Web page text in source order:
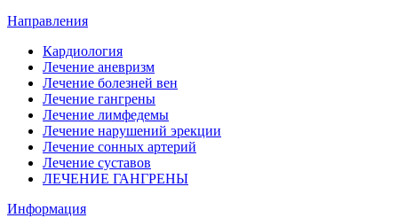
Направления
Кардиология
Лечение аневризм
Лечение болезней вен
Лечение гангрены
Лечение лимфедемы
Лечение нарушений эрекции
Лечение сонных артерий
Лечение суставов
ЛЕЧЕНИЕ ГАНГРЕНЫ
Информация